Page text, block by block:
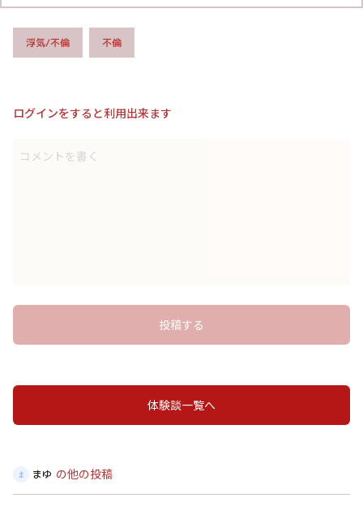
浮気/不倫 不倫
ログインをすると利用出来ます
コメントを書く
投稿する
体験談一覧へ
まゆ の他の投稿